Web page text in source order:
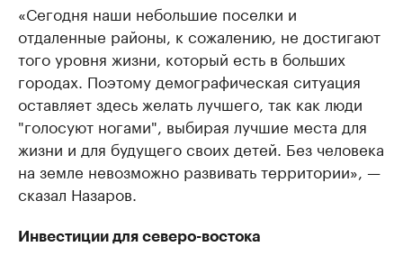
«Сегодня наши небольшие поселки и
отдаленные районы, к сожалению, не достигают
того уровня жизни, который есть в больших
городах. Поэтому демографическая ситуация
оставляет здесь желать лучшего, так как люди
"голосуют ногами", выбирая лучшие места для
жизни и для будущего своих детей. Без человека
на земле невозможно развивать территории», —
сказал Назаров.
Инвестиции для северо-востока